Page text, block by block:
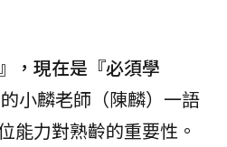
，現在是『必須學
的小麟老師（陳麟）一語
能力對熟齡的重要性。